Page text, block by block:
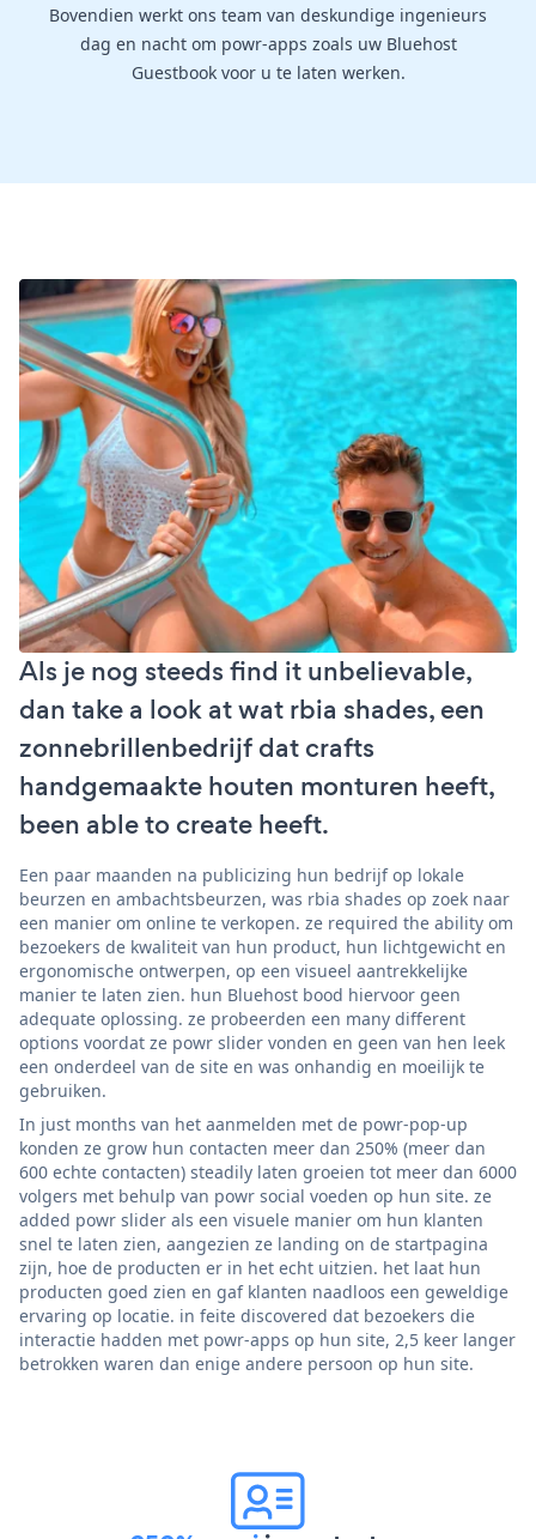
Bovendien werkt ons team van deskundige ingenieurs
dag en nacht om powr-apps zoals uw Bluehost
Guestbook voor u te laten werken.
Als je nog steeds find it unbelievable,
dan take a look at wat rbia shades, een
zonnebrillenbedrijf dat crafts
handgemaakte houten monturen heeft,
been able to create heeft.
Een paar maanden na publicizing hun bedrijf op lokale
beurzen en ambachtsbeurzen, was rbia shades op zoek naar
een manier om online te verkopen. ze required the ability om
bezoekers de kwaliteit van hun product, hun lichtgewicht en
ergonomische ontwerpen, op een visueel aantrekkelijke
manier te laten zien. hun Bluehost bood hiervoor geen
adequate oplossing. ze probeerden een many different
options voordat ze powr slider vonden en geen van hen leek
een onderdeel van de site en was onhandig en moeilijk te
gebruiken.
In just months van het aanmelden met de powr-pop-up
konden ze grow hun contacten meer dan 250% (meer dan
600 echte contacten) steadily laten groeien tot meer dan 6000
volgers met behulp van powr social voeden op hun site. ze
added powr slider als een visuele manier om hun klanten
snel te laten zien, aangezien ze landing on de startpagina
zijn, hoe de producten er in het echt uitzien. het laat hun
producten goed zien en gaf klanten naadloos een geweldige
ervaring op locatie. in feite discovered dat bezoekers die
interactie hadden met powr-apps op hun site, 2,5 keer langer
betrokken waren dan enige andere persoon op hun site.